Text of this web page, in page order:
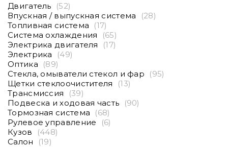
Двигатель
(52)
Впускная / выпускная система
(28)
Топливная система
(17)
Система охлаждения
(65)
Электрика двигателя
(17)
Электрика
(49)
Оптика
(89)
Стекла, омыватели стекол и фар
(95)
Щетки стеклоочистителя
(13)
Трансмиссия
(39)
Подвеска и ходовая часть
(90)
Тормозная система
(68)
Рулевое управление
(6)
Кузов
(448)
Салон
(19)